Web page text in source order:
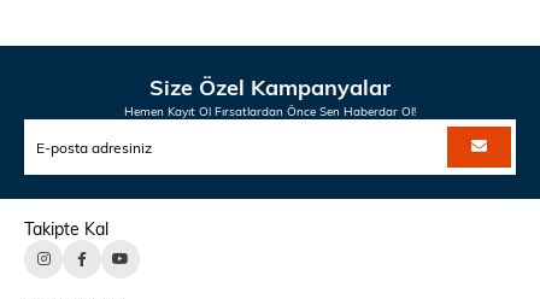
Size Özel Kampanyalar
Hemen Kayıt Ol Fırsatlardan Önce Sen Haberdar Ol!
Takipte Kal